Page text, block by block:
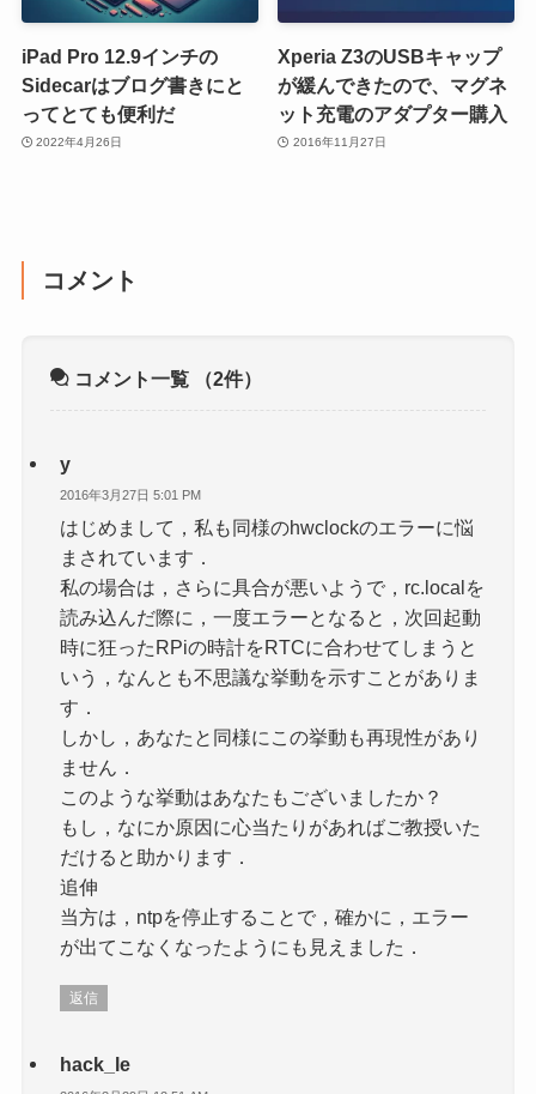
iPad Pro 12.9インチの
Sidecarはブログ書きにと
ってとても便利だ
2022年4月26日
Xperia Z3のUSBキャップ
が緩んできたので、マグネ
ット充電のアダプター購入
2016年11月27日
コメント
コメント一覧 （2件）
y
2016年3月27日 5:01 PM
はじめまして，私も同様のhwclockのエラーに悩
まされています．
私の場合は，さらに具合が悪いようで，rc.localを
読み込んだ際に，一度エラーとなると，次回起動
時に狂ったRPiの時計をRTCに合わせてしまうと
いう，なんとも不思議な挙動を示すことがありま
す．
しかし，あなたと同様にこの挙動も再現性があり
ません．
このような挙動はあなたもございましたか？
もし，なにか原因に心当たりがあればご教授いた
だけると助かります．
追伸
当方は，ntpを停止することで，確かに，エラー
が出てこなくなったようにも見えました．
返信
hack_le